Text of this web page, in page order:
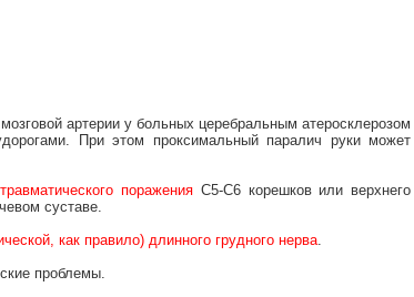
артерии у больных церебральным атеросклерозом
При этом проксимальный паралич руки может
травматического поражения С5-С6 корешков или верхнего
суставе.
как правило) длинного грудного нерва.
проблемы.